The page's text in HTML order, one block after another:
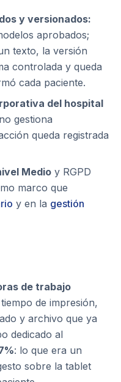
y versionados:
aprobados;
texto, la versión
controlada y queda
cada paciente.
del hospital
gestiona
queda registrada
Medio y RGPD
marco que
y en la gestión
de trabajo
de impresión,
y archivo que ya
dedicado al
: lo que era un
sobre la tablet